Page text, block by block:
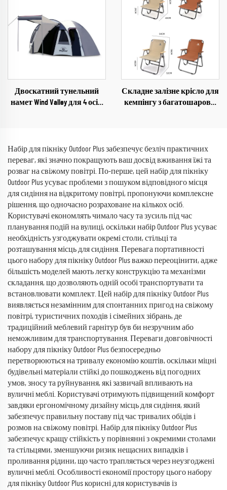
Двоскатний тунельний
намет Wind Valley для 4 осіб,
Складне залізне крісло для
кемпінгу з багатошарової
Набір для пікніку Outdoor Plus забезпечує безліч практичних
переваг, які значно покращують ваш досвід вживання їжі та
розваг на свіжому повітрі. По-перше, цей набір для пікніку
Outdoor Plus усуває проблеми з пошуком відповідного місця
для сидіння на відкритому повітрі, пропонуючи комплексне
рішення, що одночасно розраховане на кількох осіб.
Користувачі економлять чимало часу та зусиль під час
планування подій на вулиці, оскільки набір Outdoor Plus усуває
необхідність узгоджувати окремі столи, стільці та
розташування місць для сидіння. Перевага портативності
цього набору для пікніку Outdoor Plus важко переоцінити, адже
більшість моделей мають легку конструкцію та механізми
складання, що дозволяють одній особі транспортувати та
встановлювати комплект. Цей набір для пікніку Outdoor Plus
виявляється незамінним для спонтанних пригод на свіжому
повітрі, туристичних походів і сімейних зібрань, де
традиційний меблевий гарнітур був би незручним або
неможливим для транспортування. Переваги довговічності
набору для пікніку Outdoor Plus безпосередньо
перетворюються на тривалу економію коштів, оскільки міцні
будівельні матеріали стійкі до пошкоджень від погодних
умов, зносу та руйнування, які зазвичай впливають на
вуличні меблі. Користувачі отримують підвищений комфорт
завдяки ергономічному дизайну місць для сидіння, який
забезпечує правильну поставу під час тривалих обідів і
розмов на свіжому повітрі. Набір для пікніку Outdoor Plus
забезпечує кращу стійкість у порівнянні з окремими столами
та стільцями, зменшуючи ризик нещасних випадків і
проливання рідини, що часто трапляється через неузгоджені
вуличні меблі. Особливості економії простору цього набору
для пікніку Outdoor Plus корисні для користувачів із